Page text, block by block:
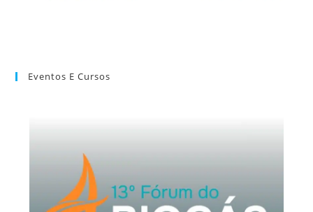
Eventos E Cursos